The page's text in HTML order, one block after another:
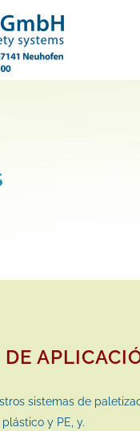
sistemas de
y PE, y.